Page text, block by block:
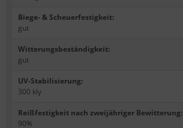
Biege- & Scheuerfestigkeit:
gut
Witterungsbeständigkeit:
gut
UV-Stabilisierung:
300 kly
Reißfestigkeit nach zweijähriger Bewitterung:
90%